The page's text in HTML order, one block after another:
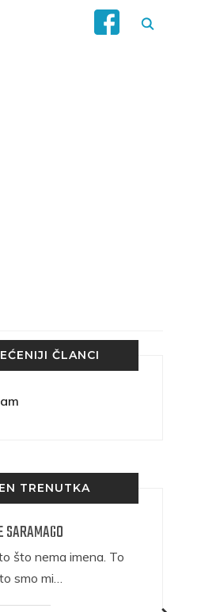
ČLANCI
TRENUTKA
SARAMAGO
što nema imena. To
smo mi…